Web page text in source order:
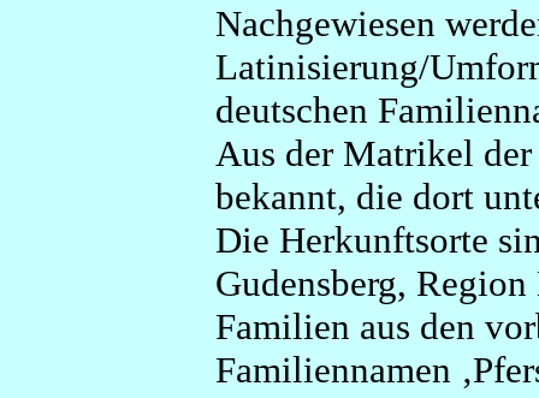
Nachgewiesen
Latinisierung/
deutschen
Aus der Matrikel
bekannt, die dort
Die Herkunftsorte
Gudensberg,
Familien aus den
Familiennamen